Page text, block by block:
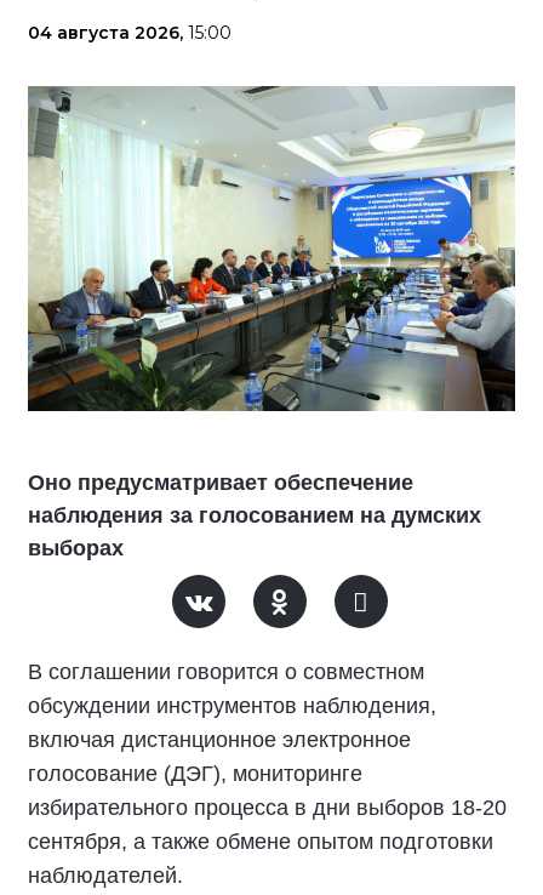
04 августа 2026, 15:00
Оно предусматривает обеспечение
наблюдения за голосованием на думских
выборах
В соглашении говорится о совместном
обсуждении инструментов наблюдения,
включая дистанционное электронное
голосование (ДЭГ), мониторинге
избирательного процесса в дни выборов 18-20
сентября, а также обмене опытом подготовки
наблюдателей.